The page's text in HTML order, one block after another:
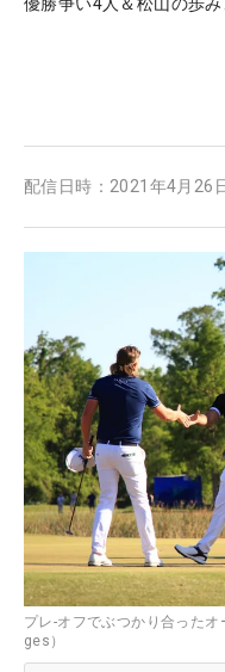
配信日時： 2021年4月26
プレ-オフでぶつかり合った
ges）